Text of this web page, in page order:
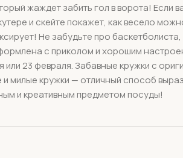
жаждет забить гол в ворота! Если
и скейте покажет, как весело
Не забудьте про
с приколом и хорошим
23 февраля. Забавные кружки с
милые кружки — отличный способ
и креативным предметом посуды!